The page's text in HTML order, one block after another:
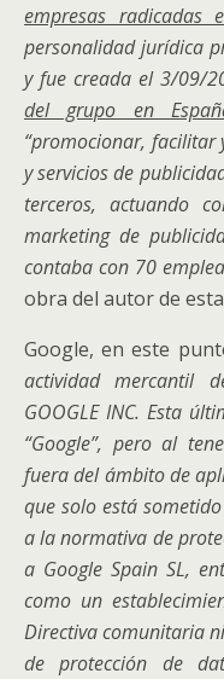
empresas radicadas
personalidad jurídica
y fue creada el 3/09/
del grupo en
“promocionar,
y servicios de
terceros, actuando
marketing de
contaba con 70
obra del autor de
Google, en este
actividad mercantil
GOOGLE INC. Esta
“Google”, pero al
fuera del ámbito de
que solo está
a la normativa de
a Google Spain SL,
como un
Directiva comunitaria
de protección de